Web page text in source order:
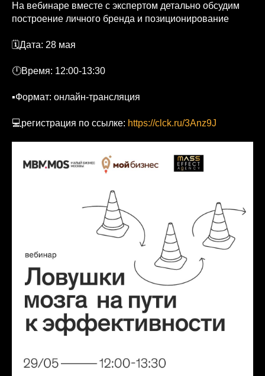
На вебинаре вместе с экспертом детально обсудим
построение личного бренда и позиционирование
🗓Дата: 28 мая
🕛Время: 12:00-13:30
▪Формат: онлайн-трансляция
💻регистрация по ссылке: https://clck.ru/3Anz9J